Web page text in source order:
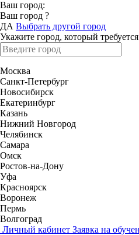
Ваш город:
Ваш город ?
ДА Выбрать другой город
Укажите город, который
Москва
Санкт-Петербург
Новосибирск
Екатеринбург
Казань
Нижний Новгород
Челябинск
Самара
Омск
Ростов-на-Дону
Уфа
Красноярск
Воронеж
Пермь
Волгоград
Личный кабинет Заявка на